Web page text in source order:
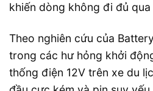
khiến dòng không đi đủ qua
Theo nghiên cứu của
trong các hư hỏng khởi
thống điện 12V trên xe du